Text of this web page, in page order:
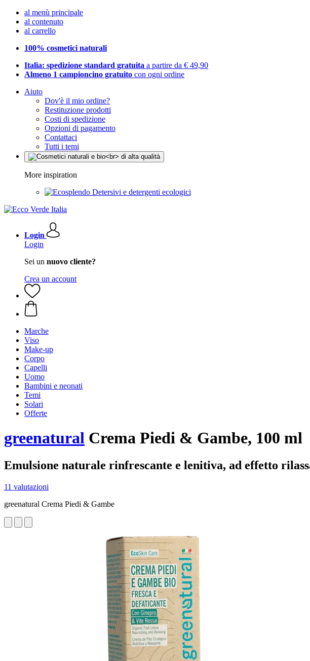
al menù principale
al contenuto
al carrello
100% cosmetici naturali
Italia: spedizione standard gratuita a partire da € 49,90
Almeno 1 campioncino gratuito con ogni ordine
Aiuto
Dov'è il mio ordine?
Restituzione prodotti
Costi di spedizione
Opzioni di pagamento
Contattaci
Tutti i temi
More inspiration
Detersivi e detergenti ecologici
Login
Login
Sei un nuovo cliente?
Crea un account
Marche
Viso
Make-up
Corpo
Capelli
Uomo
Bambini e neonati
Temi
Solari
Offerte
greenatural Crema Piedi & Gambe, 100 ml
Emulsione naturale rinfrescante e lenitiva, ad effetto
11 valutazioni
greenatural Crema Piedi & Gambe